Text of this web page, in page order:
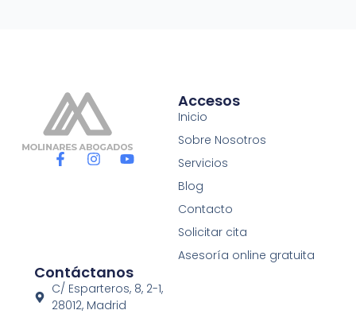
F
-
f
I
m
Y
Accesos
Inicio
Sobre Nosotros
Servicios
Blog
Contacto
Solicitar cita
Asesoría online gratuita
Contáctanos
C/ Esparteros, 8, 2-1,
28012, Madrid